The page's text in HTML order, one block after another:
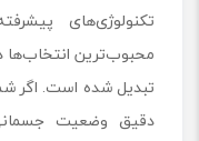
تکنولوژی‌های
محبوب‌ترین انتخاب‌ها
تبدیل شده است. اگر شما
دقیق وضعیت